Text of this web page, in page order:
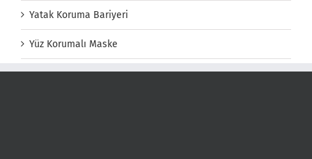
Yatak Koruma Bariyeri
Yüz Korumalı Maske